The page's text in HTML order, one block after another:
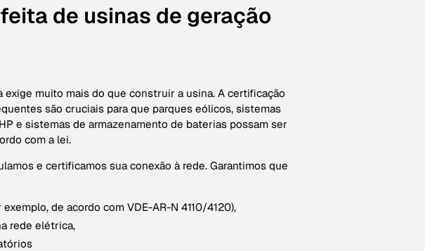
de usinas de geração
muito mais do que construir a usina. A certificação
são cruciais para que parques eólicos, sistemas
e sistemas de armazenamento de baterias possam ser
com a lei.
e certificamos sua conexão à rede. Garantimos que
de acordo com VDE-AR-N 4110/4120),
rede elétrica,